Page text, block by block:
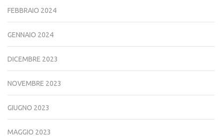
FEBBRAIO 2024
GENNAIO 2024
DICEMBRE 2023
NOVEMBRE 2023
GIUGNO 2023
MAGGIO 2023